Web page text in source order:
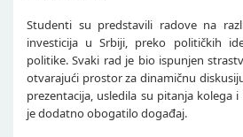
Studenti su predstavili radove na
investicija u Srbiji, preko političkih
politike. Svaki rad je bio ispunjen
otvarajući prostor za dinamičnu
prezentacija, usledila su pitanja kolega
je dodatno obogatilo događaj.